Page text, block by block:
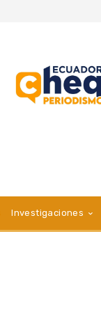
Investigaciones